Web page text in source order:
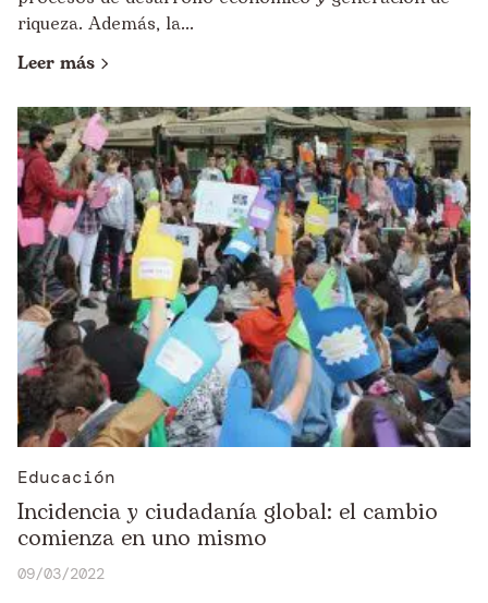
riqueza. Además, la...
Leer más
Educación
Incidencia y ciudadanía global: el cambio
comienza en uno mismo
09/03/2022